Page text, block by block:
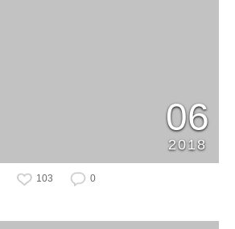
06
2018
103 0